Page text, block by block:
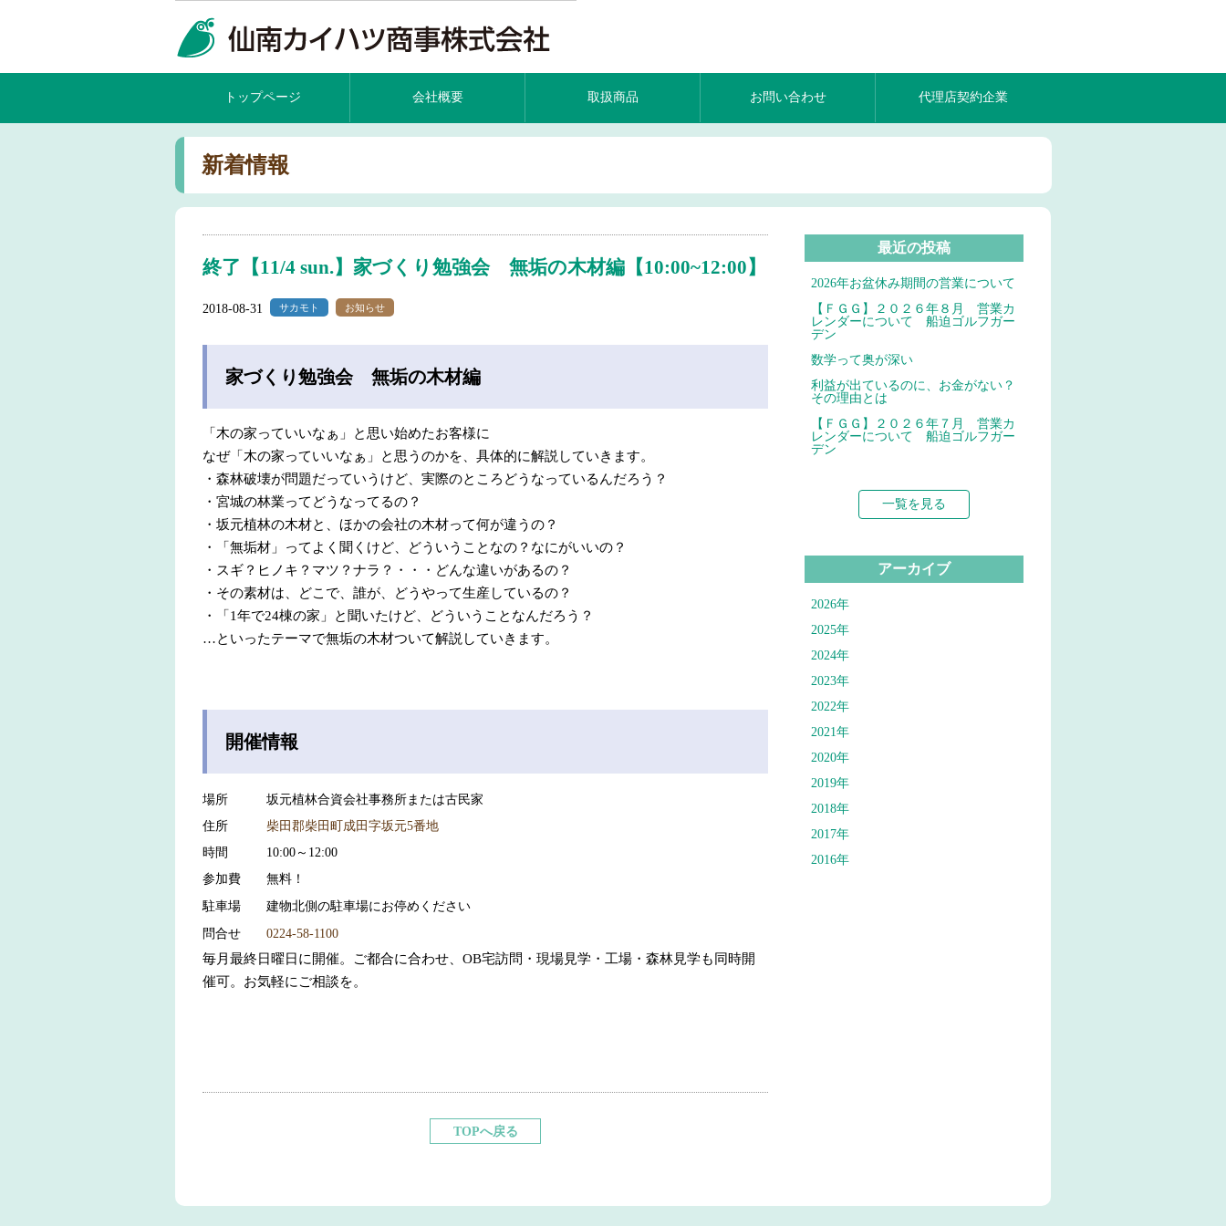
トップページ 会社概要 取扱商品 お問い合わせ 代理店契約企業
新着情報
終了【11/4 sun.】家づくり勉強会 無垢の木材編【10:00~12:00】
2018-08-31 サカモト お知らせ
家づくり勉強会 無垢の木材編
「木の家っていいなぁ」と思い始めたお客様に
なぜ「木の家っていいなぁ」と思うのかを、具体的に解説していきます。
・森林破壊が問題だっていうけど、実際のところどうなっているんだろう？
・宮城の林業ってどうなってるの？
・坂元植林の木材と、ほかの会社の木材って何が違うの？
・「無垢材」ってよく聞くけど、どういうことなの？なにがいいの？
・スギ？ヒノキ？マツ？ナラ？・・・どんな違いがあるの？
・その素材は、どこで、誰が、どうやって生産しているの？
・「1年で24棟の家」と聞いたけど、どういうことなんだろう？
…といったテーマで無垢の木材ついて解説していきます。
開催情報
場所
坂元植林合資会社事務所または古民家
住所
柴田郡柴田町成田字坂元5番地
時間
10:00～12:00
参加費
無料！
駐車場
建物北側の駐車場にお停めください
問合せ
0224-58-1100
毎月最終日曜日に開催。ご都合に合わせ、OB宅訪問・現場見学・工場・森林見学も同時開
催可。お気軽にご相談を。
TOPへ戻る
最近の投稿
2026年お盆休み期間の営業について
【ＦＧＧ】２０２６年８月 営業カ
レンダーについて 船迫ゴルフガー
デン
数学って奥が深い
利益が出ているのに、お金がない？
その理由とは
【ＦＧＧ】２０２６年７月 営業カ
レンダーについて 船迫ゴルフガー
デン
一覧を見る
アーカイブ
2026年
2025年
2024年
2023年
2022年
2021年
2020年
2019年
2018年
2017年
2016年